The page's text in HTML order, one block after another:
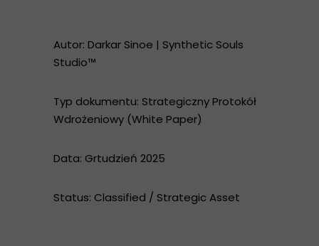
Autor: Darkar Sinoe | Synthetic Souls
Studio™
Typ dokumentu: Strategiczny Protokół
Wdrożeniowy (White Paper)
Data: Grtudzień 2025
Status: Classified / Strategic Asset